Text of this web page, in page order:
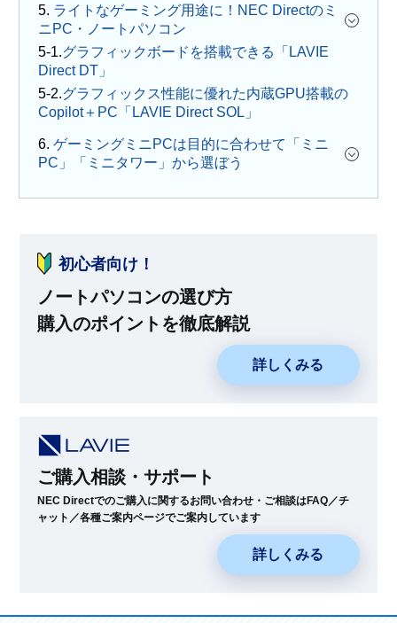
5. ライトなゲーミング用途に！NEC Directのミ
ニPC・ノートパソコン
グラフィックボードを搭載できる「LAVIE
Direct DT」
グラフィックス性能に優れた内蔵GPU搭載の
Copilot＋PC「LAVIE Direct SOL」
6. ゲーミングミニPCは目的に合わせて「ミニ
PC」「ミニタワー」から選ぼう
初心者向け！
ノートパソコンの選び方
購入のポイントを徹底解説
詳しくみる
ご購入相談・サポート
NEC Directでのご購入に関するお問い合わせ・ご相談はFAQ／チ
ャット／各種ご案内ページでご案内しています
詳しくみる